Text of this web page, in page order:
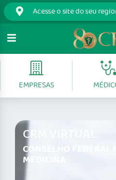
EMPRESAS
CRM VIRTUAL
CONSELHO FEDERAL DE
MEDICINA